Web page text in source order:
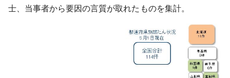
士、当事者から要因の言質が取れたものを集計。